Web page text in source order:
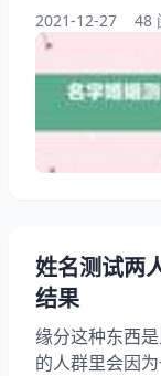
础，这样也能
行结婚，那么
呢？以及我们
知道具体的方
名中如果存在
字中需用的五
2021-12-27 48
姓名测试两
结果
缘分这种东西
的人群里会因